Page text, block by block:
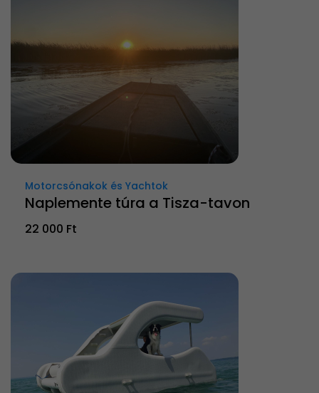
Motorcsónakok és Yachtok
Naplemente túra a Tisza-tavon
22 000 Ft